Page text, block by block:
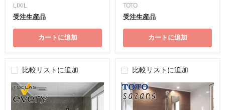
LIXIL
受注生産品
カートに追加
TOTO
受注生産品
カートに追加
比較リストに追加 比較リストに追加